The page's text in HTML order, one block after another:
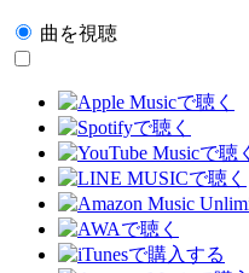
曲を視聴